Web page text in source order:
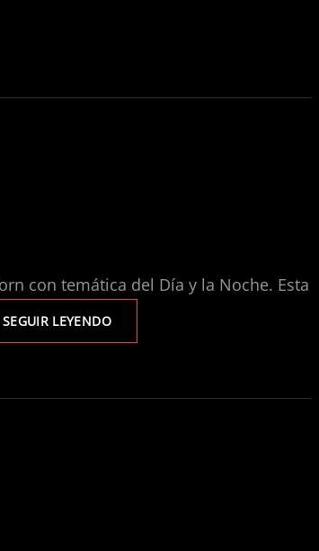
con temática del Día y la Noche. Esta
SEGUIR LEYENDONEW
BORN
NOCHE